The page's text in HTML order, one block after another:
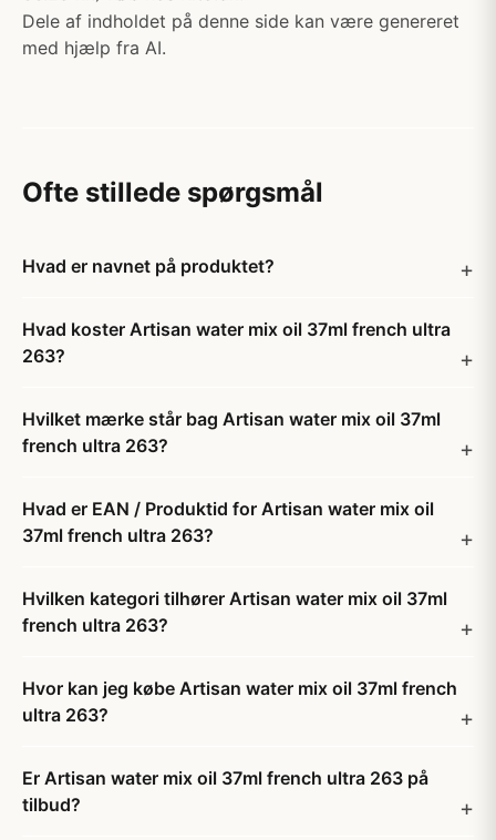
Dele af indholdet på denne side kan være genereret
med hjælp fra AI.
Ofte stillede spørgsmål
Hvad er navnet på produktet?
Hvad koster Artisan water mix oil 37ml french ultra
263?
Hvilket mærke står bag Artisan water mix oil 37ml
french ultra 263?
Hvad er EAN / Produktid for Artisan water mix oil
37ml french ultra 263?
Hvilken kategori tilhører Artisan water mix oil 37ml
french ultra 263?
Hvor kan jeg købe Artisan water mix oil 37ml french
ultra 263?
Er Artisan water mix oil 37ml french ultra 263 på
tilbud?